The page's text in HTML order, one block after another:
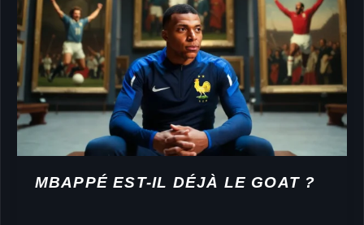
MBAPPÉ EST-IL DÉJÀ LE GOAT ?